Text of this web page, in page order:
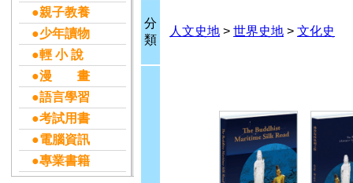
●親子教養
●少年讀物
●輕 小 說
●漫 畫
●語言學習
●考試用書
●電腦資訊
●專業書籍
分
類
人文史地 > 世界史地 > 文化史